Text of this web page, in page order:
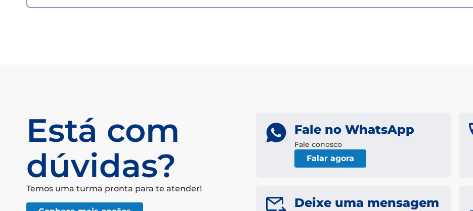
Está com
dúvidas?
Temos uma turma pronta para te atender!
Fale no WhatsApp
Fale conosco
Falar agora
Deixe uma mensagem